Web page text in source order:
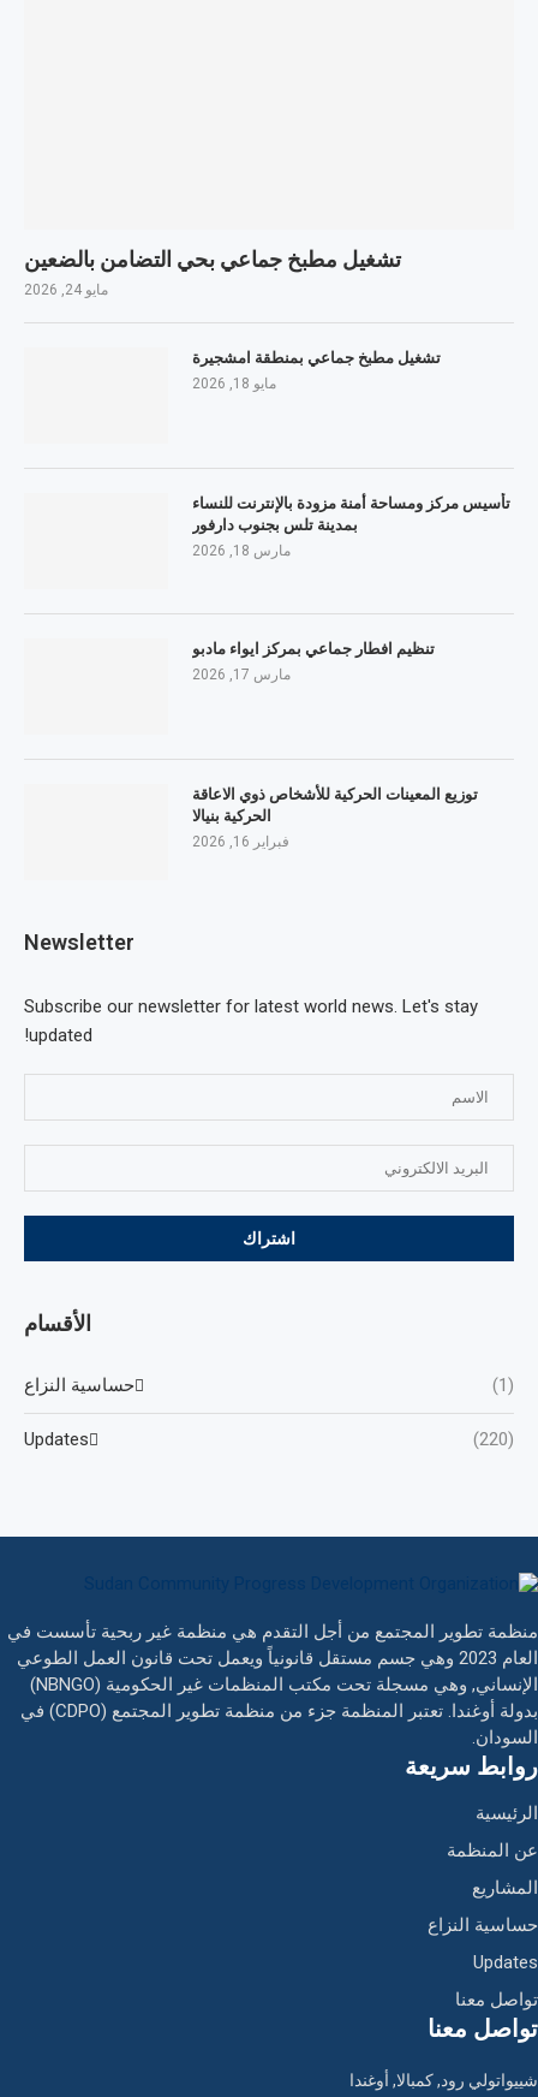
تشغيل مطبخ جماعي بحي التضامن بالضعين
مايو 24, 2026
تشغيل مطبخ جماعي بمنطقة امشجيرة
مايو 18, 2026
تأسيس مركز ومساحة أمنة مزودة بالإنترنت للنساء
بمدينة تلس بجنوب دارفور
مارس 18, 2026
تنظيم افطار جماعي بمركز ايواء مادبو
مارس 17, 2026
توزيع المعينات الحركية للأشخاص ذوي الاعاقة
الحركية بنيالا
فبراير 16, 2026
Newsletter
Subscribe our newsletter for latest world news. Let's stay
updated!
الأقسام
حساسية النزاع (1)
Updates (220)
منظمة تطوير المجتمع من أجل التقدم هي منظمة غير ربحية تأسست في
العام 2023 وهي جسم مستقل قانونياً ويعمل تحت قانون العمل الطوعي
الإنساني, وهي مسجلة تحت مكتب المنظمات غير الحكومية (NBNGO)
بدولة أوغندا. تعتبر المنظمة جزء من منظمة تطوير المجتمع (CDPO) في
السودان.
روابط سريعة
الرئيسية
عن المنظمة
المشاريع
حساسية النزاع
Updates
تواصل معنا
تواصل معنا
شييواتولي رود, كمبالا, أوغندا